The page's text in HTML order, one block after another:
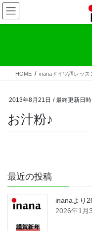
コ
ン
テ
ス
ナ
ビ
ゲ
ン
HOME inanaドイツ語レッス
2013年8月21日 / 最終更新日
お汁粉♪
最近の投稿
inanaより
2026年1月